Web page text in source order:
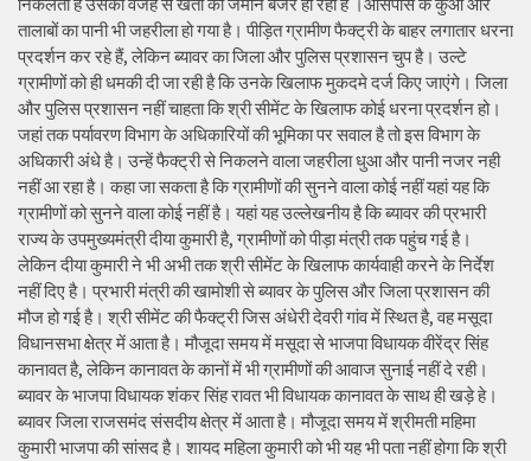
तालाबों का पानी भी जहरीला हो गया है। पीड़ित ग्रामीण फैक्ट्री के बाहर लगातार धरना
प्रदर्शन कर रहे हैं, लेकिन ब्यावर का जिला और पुलिस प्रशासन चुप है। उल्टे
ग्रामीणों को ही धमकी दी जा रही है कि उनके खिलाफ मुकदमे दर्ज किए जाएंगे। जिला
और पुलिस प्रशासन नहीं चाहता कि श्री सीमेंट के खिलाफ कोई धरना प्रदर्शन हो।
जहां तक पर्यावरण विभाग के अधिकारियों की भूमिका पर सवाल है तो इस विभाग के
अधिकारी अंधे है। उन्हें फैक्ट्री से निकलने वाला जहरीला धुआ और पानी नजर नही
नहीं आ रहा है। कहा जा सकता है कि ग्रामीणों की सुनने वाला कोई नहीं यहां यह कि
ग्रामीणों को सुनने वाला कोई नहीं है। यहां यह उल्लेखनीय है कि ब्यावर की प्रभारी
राज्य के उपमुख्यमंत्री दीया कुमारी है, ग्रामीणों को पीड़ा मंत्री तक पहुंच गई है।
लेकिन दीया कुमारी ने भी अभी तक श्री सीमेंट के खिलाफ कार्यवाही करने के निर्देश
नहीं दिए है। प्रभारी मंत्री की खामोशी से ब्यावर के पुलिस और जिला प्रशासन की
मौज हो गई है। श्री सीमेंट की फैक्ट्री जिस अंधेरी देवरी गांव में स्थित है, वह मसूदा
विधानसभा क्षेत्र में आता है। मौजूदा समय में मसूदा से भाजपा विधायक वीरेंद्र सिंह
कानावत है, लेकिन कानावत के कानों में भी ग्रामीणों की आवाज सुनाई नहीं दे रही।
ब्यावर के भाजपा विधायक शंकर सिंह रावत भी विधायक कानावत के साथ ही खड़े हे।
ब्यावर जिला राजसमंद संसदीय क्षेत्र में आता है। मौजूदा समय में श्रीमती महिमा
कुमारी भाजपा की सांसद है। शायद महिला कुमारी को भी यह भी पता नहीं होगा कि श्री